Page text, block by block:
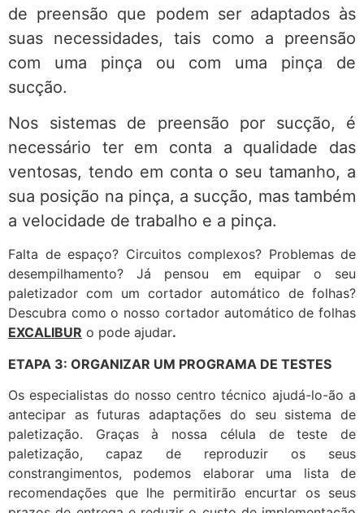
de preensão que podem ser adaptados às
suas necessidades, tais como a preensão
com uma pinça ou com uma pinça de
sucção.
Nos sistemas de preensão por sucção, é
necessário ter em conta a qualidade das
ventosas, tendo em conta o seu tamanho, a
sua posição na pinça, a sucção, mas também
a velocidade de trabalho e a pinça.
Falta de espaço? Circuitos complexos? Problemas de
desempilhamento? Já pensou em equipar o seu
paletizador com um cortador automático de folhas?
Descubra como o nosso cortador automático de folhas
EXCALIBUR o pode ajudar.
ETAPA 3: ORGANIZAR UM PROGRAMA DE TESTES
Os especialistas do nosso centro técnico ajudá-lo-ão a
antecipar as futuras adaptações do seu sistema de
paletização. Graças à nossa célula de teste de
paletização, capaz de reproduzir os seus
constrangimentos, podemos elaborar uma lista de
recomendações que lhe permitirão encurtar os seus